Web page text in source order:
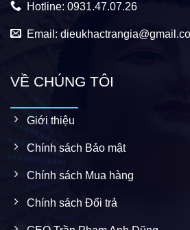
Hotline: 0931.47.07.26
Email:
VỀ CHÚNG TÔI
Giới thiệu
Chính sách Bảo mật
Chính sách Mua hàng
Chính sách Đổi trả